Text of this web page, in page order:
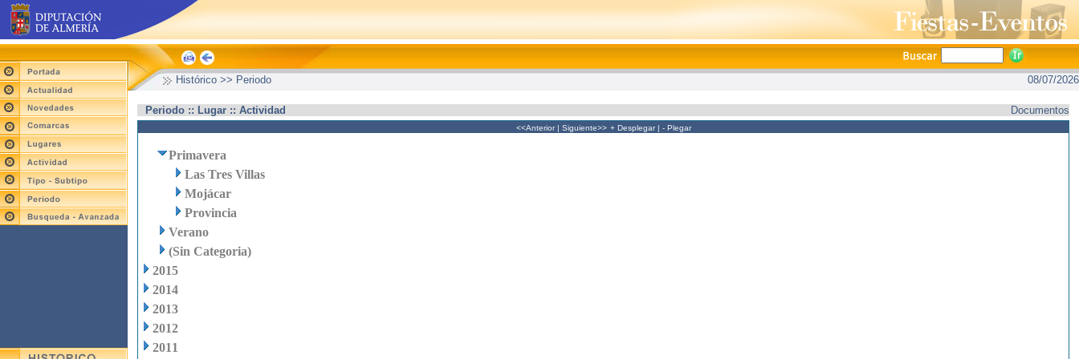
Histórico >> Periodo 08/07/2026
Periodo :: Lugar :: Actividad Documentos
<<Anterior| Siguiente>> + Desplegar| - Plegar
Primavera
Las Tres Villas
Mojácar
Provincia
Verano
(Sin Categoria)
2015
2014
2013
2012
2011